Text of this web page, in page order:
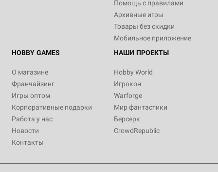
Помощь с правилами
Архивные игры
Товары без скидки
Мобильное приложение
HOBBY GAMES
О магазине
Франчайзинг
Игры оптом
Корпоративные подарки
Работа у нас
Новости
Контакты
НАШИ ПРОЕКТЫ
Hobby World
Игрокон
Warforge
Мир фантастики
Берсерк
CrowdRepublic